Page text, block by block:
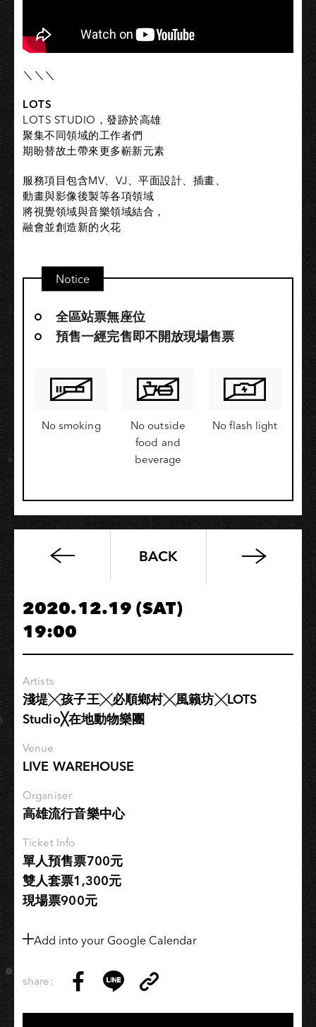
＼＼＼
LOTS
LOTS STUDIO，發跡於高雄
聚集不同領域的工作者們
期盼替故土帶來更多嶄新元素
服務項目包含MV、VJ、平面設計、插畫、
動畫與影像後製等各項領域
將視覺領域與音樂領域結合，
融會並創造新的火花
Notice
全區站票無座位
預售一經完售即不開放現場售票
No smoking
No outside
food and
beverage
No flash light
「望
早
歸」
演
唱
BACK
2020.12.19 (SAT)
19:00
Artists
淺堤╳孩子王╳必順鄉村╳風籟坊╳LOTS
Studio╳在地動物樂團
Venue
LIVE WAREHOUSE
Organiser
高雄流行音樂中心
Ticket Info
單人預售票700元
雙人套票1,300元
現場票900元
Add into your Google Calendar
share:
on
on
Link
Copy